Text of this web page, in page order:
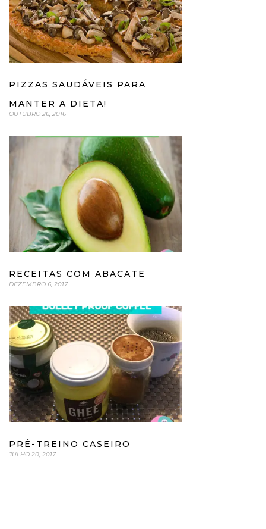
PIZZAS SAUDÁVEIS PARA
MANTER A DIETA!
OUTUBRO 26, 2016
RECEITAS COM ABACATE
DEZEMBRO 6, 2017
PRÉ-TREINO CASEIRO
JULHO 20, 2017